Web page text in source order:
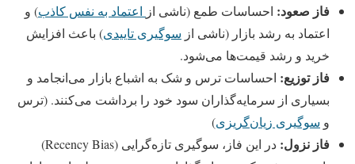
فاز صعود: احساسات طمع (ناشی از اعتماد به نفس کاذب) و
اعتماد به رشد بازار (ناشی از سوگیری تاییدی) باعث افزایش
خرید و رشد قیمت‌ها می‌شود.
فاز توزیع: احساسات ترس و شک به اشباع بازار می‌انجامد و
بسیاری از سرمایه‌گذاران سود خود را برداشت می‌کنند. (ترس
و سوگیری زیان‌گریزی)
فاز نزول:
در این فاز، سوگیری تازه‌گرایی (Recency Bias)